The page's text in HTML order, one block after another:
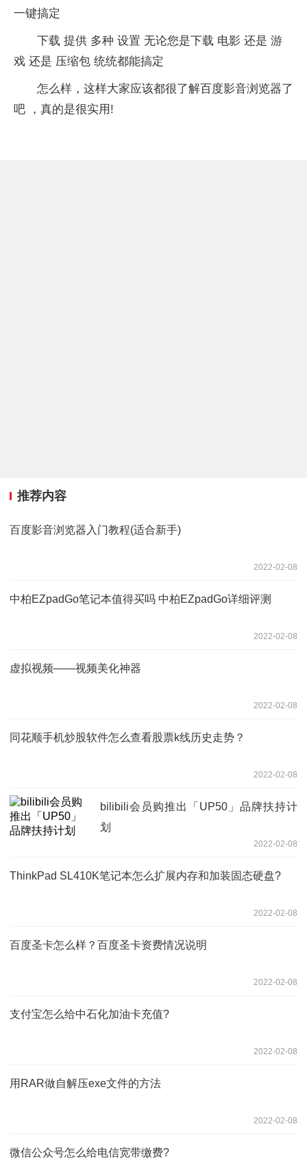
一键搞定
下载 提供 多种 设置 无论您是下载 电影 还是 游
戏 还是 压缩包 统统都能搞定
怎么样，这样大家应该都很了解百度影音浏览器了
吧 ，真的是很实用!
推荐内容
百度影音浏览器入门教程(适合新手)
2022-02-08
中柏EZpadGo笔记本值得买吗 中柏EZpadGo详细评测
2022-02-08
虚拟视频——视频美化神器
2022-02-08
同花顺手机炒股软件怎么查看股票k线历史走势？
2022-02-08
bilibili会员购推出「UP50」品牌扶持计
划
2022-02-08
ThinkPad SL410K笔记本怎么扩展内存和加装固态硬盘?
2022-02-08
百度圣卡怎么样？百度圣卡资费情况说明
2022-02-08
支付宝怎么给中石化加油卡充值?
2022-02-08
用RAR做自解压exe文件的方法
2022-02-08
微信公众号怎么给电信宽带缴费?